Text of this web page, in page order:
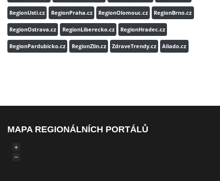
RegionUsti.cz RegionPraha.cz RegionOlomouc.cz RegionBrno.cz
RegionOstrava.cz RegionLiberecko.cz RegionHradec.cz
RegionPardubicko.cz RegionZlin.cz ZdraveTrendy.cz Aliado.cz
MAPA REGIONÁLNÍCH PORTÁLŮ
+
−